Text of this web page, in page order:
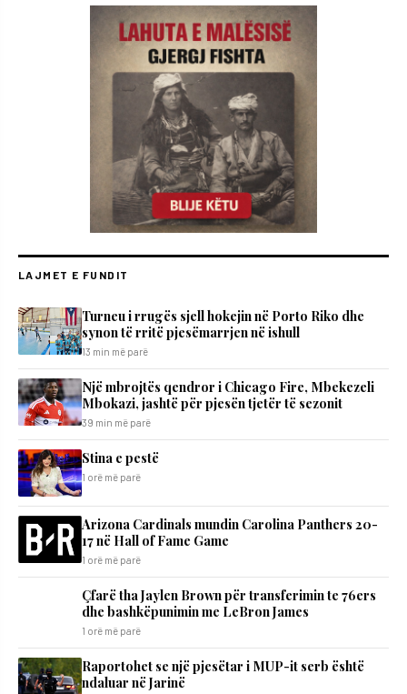
LAJMET E FUNDIT
Turneu i rrugës sjell hokejin në Porto Riko dhe
synon të rritë pjesëmarrjen në ishull
13 min më parë
Një mbrojtës qendror i Chicago Fire, Mbekezeli
Mbokazi, jashtë për pjesën tjetër të sezonit
39 min më parë
Stina e pestë
1 orë më parë
Arizona Cardinals mundin Carolina Panthers 20-
17 në Hall of Fame Game
1 orë më parë
Çfarë tha Jaylen Brown për transferimin te 76ers
dhe bashkëpunimin me LeBron James
1 orë më parë
Raportohet se një pjesëtar i MUP-it serb është
ndaluar në Jarinë